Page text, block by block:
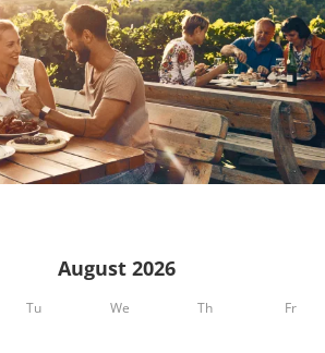
Tu We Th Fr
August 2026